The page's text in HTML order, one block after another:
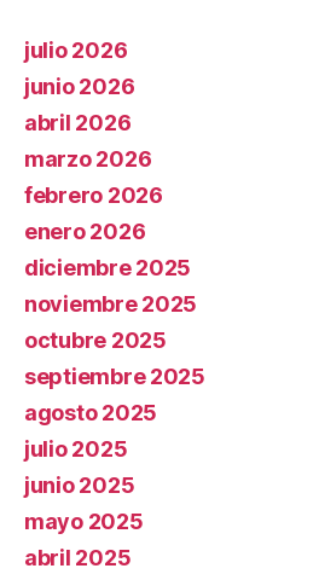
julio 2026
junio 2026
abril 2026
marzo 2026
febrero 2026
enero 2026
diciembre 2025
noviembre 2025
octubre 2025
septiembre 2025
agosto 2025
julio 2025
junio 2025
mayo 2025
abril 2025